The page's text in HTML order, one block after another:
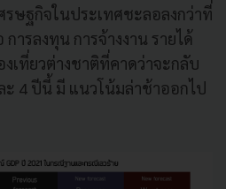
รษฐกิจในประเทศชะลอลงกว่าที่
ารลงทุน การจ้างงาน รายได้
เที่ยวต่างชาติที่คาดว่าจะกลับ
ะ 4 ปีนี้ มี แนวโน้มล่าช้าออกไป